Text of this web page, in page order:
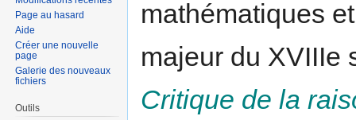
mathématiques
majeur du
Critique de la
Page au hasard
Aide
Créer une nouvelle
page
Galerie des nouveaux
fichiers
Outils